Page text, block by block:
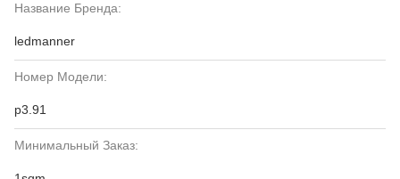
Название Бренда:
ledmanner
Номер Модели:
p3.91
Минимальный Заказ: